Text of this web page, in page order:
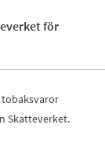
för
Skatteverket.